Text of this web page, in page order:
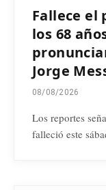
Fallece el
los 68
Jorge
08/08/2026
Los reportes
falleció este